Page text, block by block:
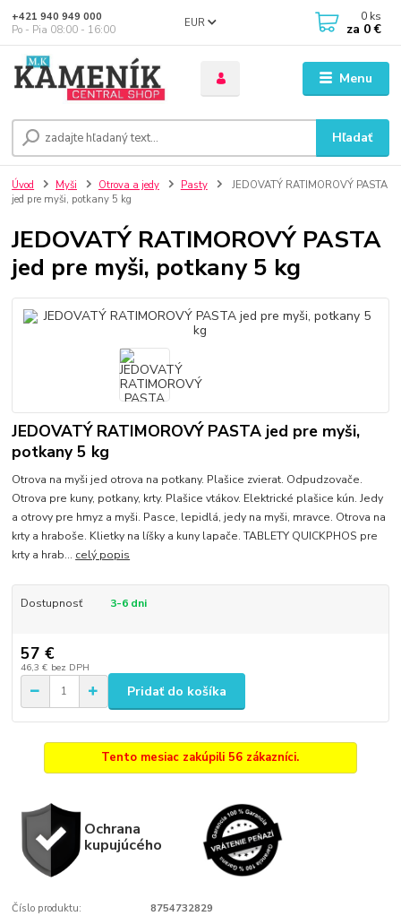
Menu
EUR
Hľadať
+421 940 949 000
Po - Pia 08:00 - 16:00
0 ks
za 0 €
Úvod Myši Otrova a jedy Pasty
JEDOVATÝ RATIMOROVÝ PASTA
jed pre myši, potkany 5 kg
JEDOVATÝ RATIMOROVÝ PASTA
jed pre myši, potkany 5 kg
JEDOVATÝ RATIMOROVÝ PASTA jed pre myši,
potkany 5 kg
Otrova na myši jed otrova na potkany. Plašice zvierat. Odpudzovače.
Otrova pre kuny, potkany, krty. Plašice vtákov. Elektrické plašice kún. Jedy
a otrovy pre hmyz a myši. Pasce, lepidlá, jedy na myši, mravce. Otrova na
krty a hraboše. Klietky na líšky a kuny lapače. TABLETY QUICKPHOS pre
krty a hrab... celý popis
Dostupnosť 3-6 dni
57 €
46,3 € bez DPH
Pridať do košíka
Tento mesiac zakúpili 56 zákazníci.
Ochrana
kupujúcého
Číslo produktu: 8754732829